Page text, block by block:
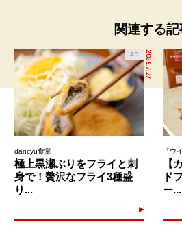
関連する
2026.7.27
AD
dancyu食堂
極上黒瀬ぶりをフライと刺
身で！贅沢なフライ3種盛
り...
「ウ
【
ド
ー...